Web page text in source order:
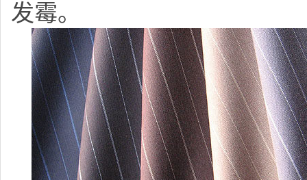
发霉。